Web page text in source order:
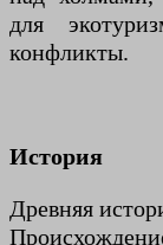
для
конфликты.
История
Древняя